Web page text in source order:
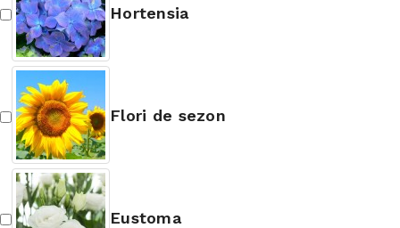
Hortensia
Flori de sezon
Eustoma